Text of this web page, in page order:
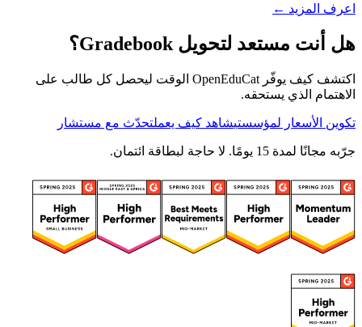
اعرف المزيد ←
هل أنت مستعد لتحويل Gradebook؟
اكتشف كيف يوفّر OpenEduCat الوقت ليحصل كل طالب على
الاهتمام الذي يستحقه.
تكوين الأسعار لمؤسستيشاهد كيف يعملتحدّث مع مستشار
جرّبه مجانًا لمدة 15 يومًا. لا حاجة لبطاقة ائتمان.